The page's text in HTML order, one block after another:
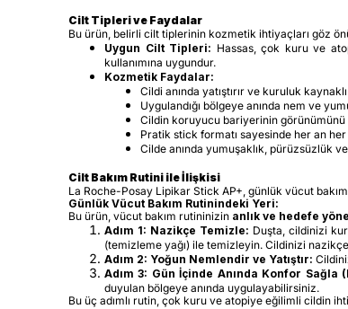
Cilt Tipleri ve Faydalar
Bu ürün, belirli cilt tiplerinin kozmetik ihtiyaçları göz
Uygun Cilt Tipleri: Hassas, çok kuru ve
kullanımına uygundur.
Kozmetik Faydalar:
Cildi anında yatıştırır ve kuruluk
Uygulandığı bölgeye anında nem ve
Cildin koruyucu bariyerinin
Pratik stick formatı sayesinde her an
Cilde anında yumuşaklık, pürüzsüzlük
Cilt Bakım Rutini ile İlişkisi
La Roche-Posay Lipikar Stick AP+, günlük vücut
Günlük Vücut Bakım Rutinindeki Yeri:
Bu ürün, vücut bakım rutininizin anlık ve hedefe
Adım 1: Nazikçe Temizle: Duşta, cildinizi
(temizleme yağı) ile temizleyin. Cildinizi
Adım 2: Yoğun Nemlendir ve Yatıştır:
Adım 3: Gün İçinde Anında Konfor Sağla
duyulan bölgeye anında uygulayabilirsiniz.
Bu üç adımlı rutin, çok kuru ve atopiye eğilimli cildin